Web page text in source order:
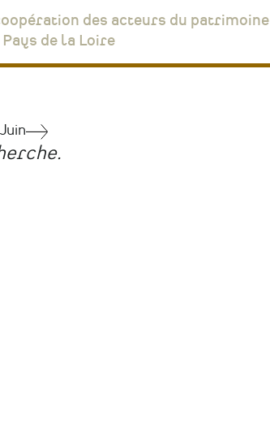
des acteurs du patrimoine
de la Loire
JuinJanvier